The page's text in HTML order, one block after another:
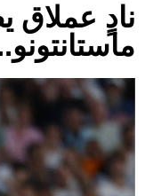
نادٍ عملاق